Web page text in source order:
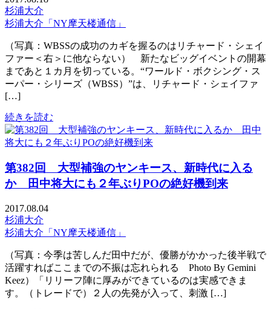
杉浦大介
杉浦大介「NY摩天楼通信」
（写真：WBSSの成功のカギを握るのはリチャード・シェイ
ファー＜右＞に他ならない） 新たなビッグイベントの開幕
まであと１カ月を切っている。“ワールド・ボクシング・ス
ーパー・シリーズ（WBSS）”は、リチャード・シェイファ
[…]
続きを読む
第382回 大型補強のヤンキース、新時代に入る
か 田中将大にも２年ぶりPOの絶好機到来
2017.08.04
杉浦大介
杉浦大介「NY摩天楼通信」
（写真：今季は苦しんだ田中だが、優勝がかかった後半戦で
活躍すればここまでの不振は忘れられる Photo By Gemini
Keez）「リリーフ陣に厚みができているのは実感できま
す。（トレードで）２人の先発が入って、刺激 […]